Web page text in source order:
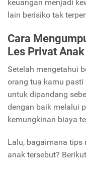
keuangan menjadi
lain berisiko tak
Cara
Les Privat Anak
Setelah mengetahui
orang tua kamu
untuk dipandang
dengan baik melalui
kemungkinan biaya
Lalu, bagaimana tips
anak tersebut?